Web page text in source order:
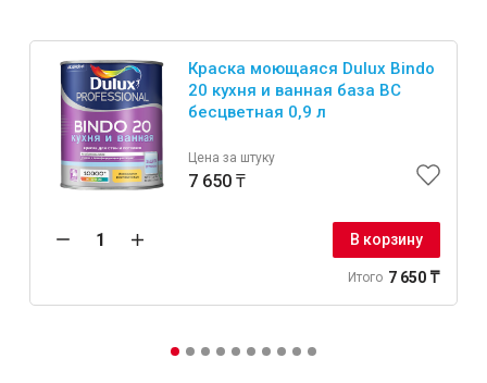
Краска моющаяся Dulux Bindo
20 кухня и ванная база BС
бесцветная 0,9 л
Цена за штуку
7 650 ₸
В корзину
Итого 7 650 ₸